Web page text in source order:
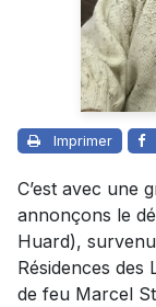
Imprimer
C’est avec une
annonçons le
Huard),
Résidences des
de feu Marcel